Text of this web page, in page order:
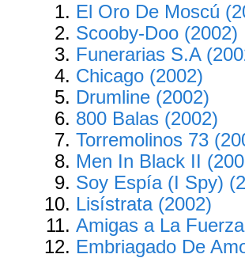
El Oro De Moscú
Scooby-Doo (2002)
Funerarias S.A
Chicago (2002)
Drumline (2002)
800 Balas (2002)
Torremolinos 73
Men In Black II
Soy Espía (I Spy)
Lisístrata (2002)
Amigas a La
Embriagado De